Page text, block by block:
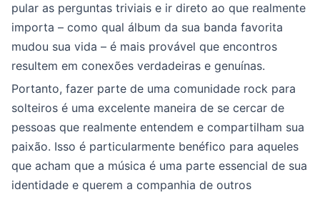
pular as perguntas triviais e ir direto ao que realmente
importa – como qual álbum da sua banda favorita
mudou sua vida – é mais provável que encontros
resultem em conexões verdadeiras e genuínas.
Portanto, fazer parte de uma comunidade rock para
solteiros é uma excelente maneira de se cercar de
pessoas que realmente entendem e compartilham sua
paixão. Isso é particularmente benéfico para aqueles
que acham que a música é uma parte essencial de sua
identidade e querem a companhia de outros